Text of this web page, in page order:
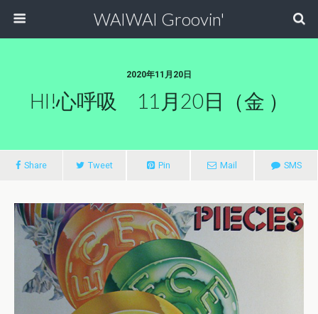
WAIWAI Groovin'
2020年11月20日
HI!心呼吸 11月20日（金 ）
Share Tweet Pin Mail SMS